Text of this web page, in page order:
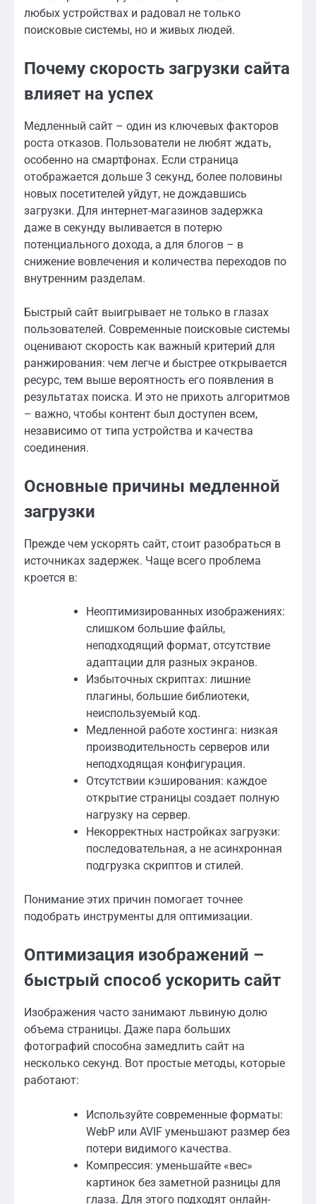
любых устройствах и радовал не только
поисковые системы, но и живых людей.
Почему скорость загрузки сайта
влияет на успех
Медленный сайт – один из ключевых факторов
роста отказов. Пользователи не любят ждать,
особенно на смартфонах. Если страница
отображается дольше 3 секунд, более половины
новых посетителей уйдут, не дождавшись
загрузки. Для интернет-магазинов задержка
даже в секунду выливается в потерю
потенциального дохода, а для блогов – в
снижение вовлечения и количества переходов по
внутренним разделам.
Быстрый сайт выигрывает не только в глазах
пользователей. Современные поисковые системы
оценивают скорость как важный критерий для
ранжирования: чем легче и быстрее открывается
ресурс, тем выше вероятность его появления в
результатах поиска. И это не прихоть алгоритмов
– важно, чтобы контент был доступен всем,
независимо от типа устройства и качества
соединения.
Основные причины медленной
загрузки
Прежде чем ускорять сайт, стоит разобраться в
источниках задержек. Чаще всего проблема
кроется в:
Неоптимизированных изображениях:
слишком большие файлы,
неподходящий формат, отсутствие
адаптации для разных экранов.
Избыточных скриптах: лишние
плагины, большие библиотеки,
неиспользуемый код.
Медленной работе хостинга: низкая
производительность серверов или
неподходящая конфигурация.
Отсутствии кэширования: каждое
открытие страницы создает полную
нагрузку на сервер.
Некорректных настройках загрузки:
последовательная, а не асинхронная
подгрузка скриптов и стилей.
Понимание этих причин помогает точнее
подобрать инструменты для оптимизации.
Оптимизация изображений –
быстрый способ ускорить сайт
Изображения часто занимают львиную долю
объема страницы. Даже пара больших
фотографий способна замедлить сайт на
несколько секунд. Вот простые методы, которые
работают:
Используйте современные форматы:
WebP или AVIF уменьшают размер без
потери видимого качества.
Компрессия: уменьшайте «вес»
картинок без заметной разницы для
глаза. Для этого подходят онлайн-